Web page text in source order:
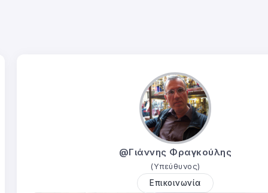
@Γιάννης Φραγκούλης
(Υπεύθυνος)
Επικοινωνία